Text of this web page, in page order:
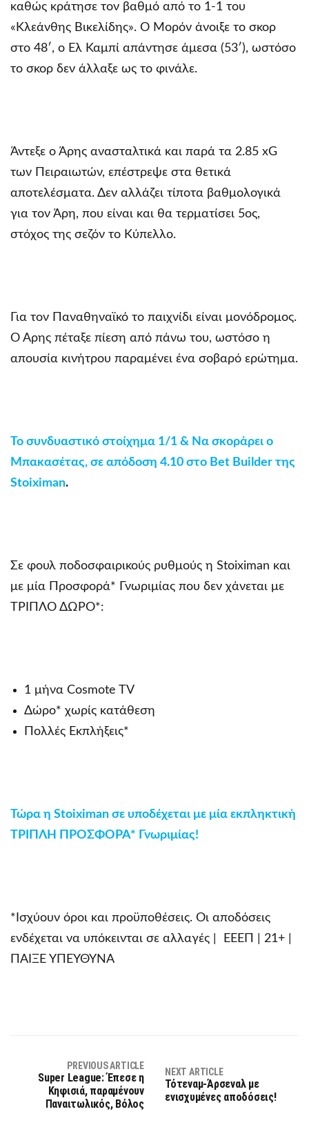
καθώς κράτησε τον βαθμό από το 1-1 του
«Κλεάνθης Βικελίδης». Ο Μορόν άνοιξε το σκορ
στο 48′, ο Ελ Καμπί απάντησε άμεσα (53′), ωστόσο
το σκορ δεν άλλαξε ως το φινάλε.
Άντεξε ο Άρης ανασταλτικά και παρά τα 2.85 xG
των Πειραιωτών, επέστρεψε στα θετικά
αποτελέσματα. Δεν αλλάζει τίποτα βαθμολογικά
για τον Άρη, που είναι και θα τερματίσει 5ος,
στόχος της σεζόν το Κύπελλο.
Για τον Παναθηναϊκό το παιχνίδι είναι μονόδρομος.
Ο Άρης πέταξε πίεση από πάνω του, ωστόσο η
απουσία κινήτρου παραμένει ένα σοβαρό ερώτημα.
Το συνδυαστικό στοίχημα 1/1 & Να σκοράρει ο
Μπακασέτας, σε απόδοση 4.10 στο Bet Builder της
Stoiximan.
Σε φουλ ποδοσφαιρικούς ρυθμούς η Stoiximan και
με μία Προσφορά* Γνωριμίας που δεν χάνεται με
ΤΡΙΠΛΟ ΔΩΡΟ*:
1 μήνα Cosmote TV
Δώρο* χωρίς κατάθεση
Πολλές Εκπλήξεις*
Τώρα η Stoiximan σε υποδέχεται με μία εκπληκτική
ΤΡΙΠΛΗ ΠΡΟΣΦΟΡΑ* Γνωριμίας!
*Ισχύουν όροι και προϋποθέσεις. Οι αποδόσεις
ενδέχεται να υπόκεινται σε αλλαγές | ΕΕΕΠ | 21+ |
ΠΑΙΞΕ ΥΠΕΥΘΥΝΑ
PREVIOUS ARTICLE
Super League: Έπεσε η
Κηφισιά, παραμένουν
Παναιτωλικός, Βόλος
NEXT ARTICLE
Τότεναμ-Άρσεναλ με
ενισχυμένες αποδόσεις!